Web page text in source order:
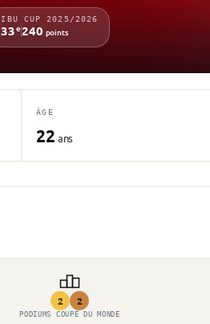
IBU CUP 2025/2026
33e240 points
ÂGE
22 ans
2 2
PODIUMS COUPE DU MONDE